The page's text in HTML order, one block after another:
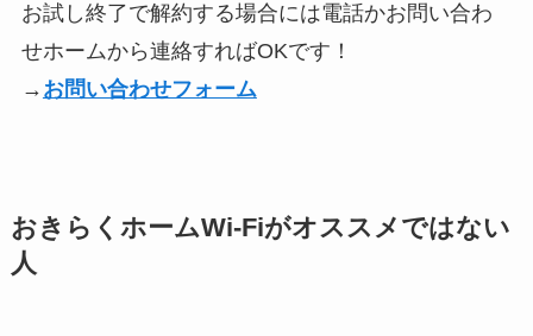
お試し終了で解約する場合には電話かお問い合わ
せホームから連絡すればOKです！
→ お問い合わせフォーム
おきらくホームWi-Fiがオススメではない
人